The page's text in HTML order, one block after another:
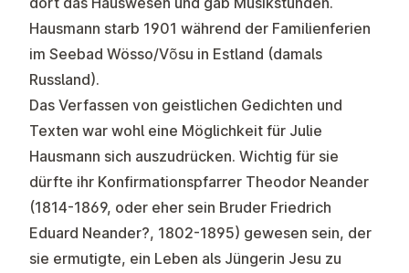
Hausmann starb 1901 während der Familienferien
im Seebad Wösso/Võsu in Estland (damals
Russland).
Das Verfassen von geistlichen Gedichten und
Texten war wohl eine Möglichkeit für Julie
Hausmann sich auszudrücken. Wichtig für sie
dürfte ihr Konfirmationspfarrer Theodor Neander
(1814-1869, oder eher sein Bruder Friedrich
Eduard Neander?, 1802-1895) gewesen sein, der
sie ermutigte, ein Leben als Jüngerin Jesu zu